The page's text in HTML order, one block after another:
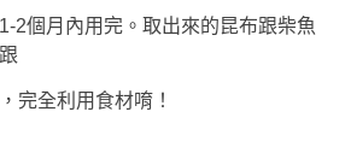
2個月內用完。取出來的昆布跟柴魚
完全利用食材唷！